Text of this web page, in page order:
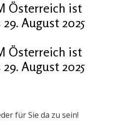
Österreich ist
August 2025
Österreich ist
August 2025
für Sie da zu sein!